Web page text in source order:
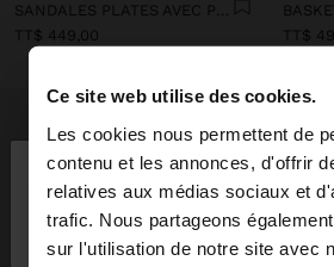
Ce site web utilise des cookies.
Les cookies nous permettent de
contenu et les annonces, d'offrir
relatives aux médias sociaux et
trafic. Nous partageons
sur l'utilisation de notre site avec
bonjour
Vous accédez au site depuis
TT$ 449,00
TT$